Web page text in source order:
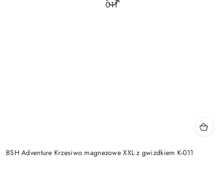
BSH Adventure Krzesiwo magnezowe XXL z gwizdkiem K-011